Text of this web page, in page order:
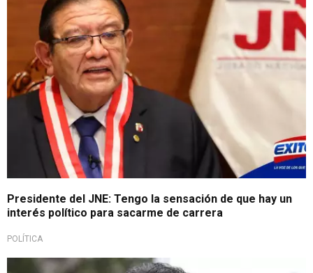
Presidente del JNE: Tengo la sensación de que hay un
interés político para sacarme de carrera
POLÍTICA